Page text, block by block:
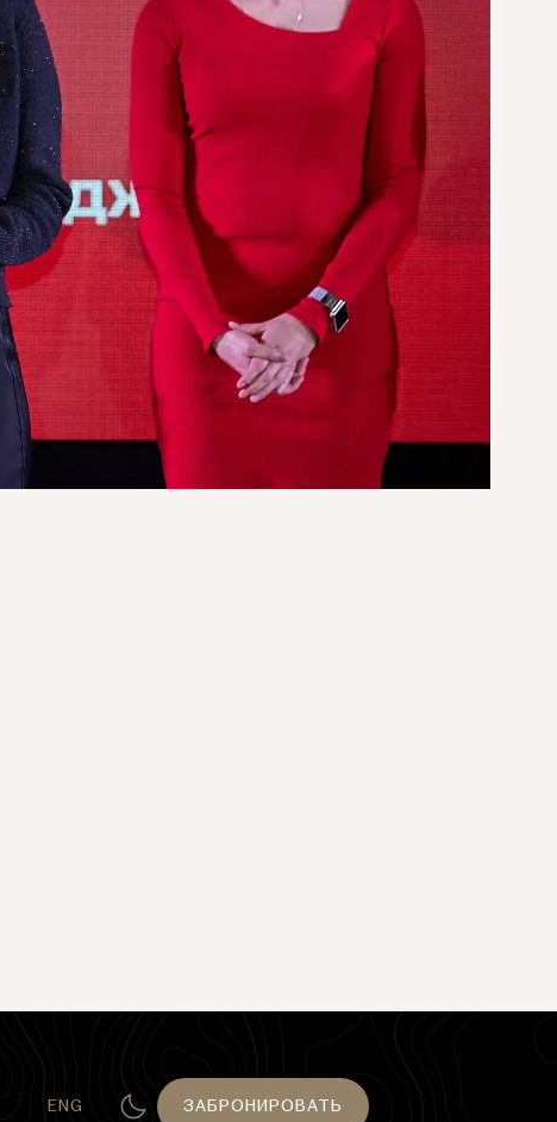
ENG ЗАБРОНИРОВАТЬ